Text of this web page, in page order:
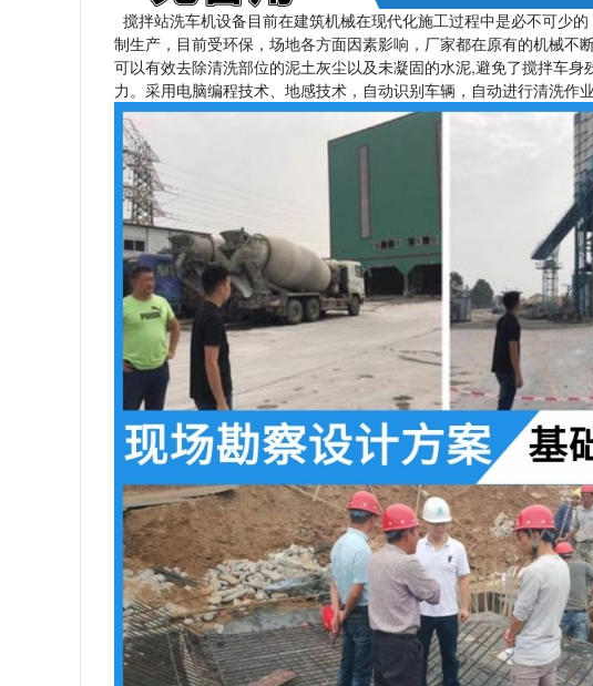
搅拌站洗车机设备目前在建筑机械在现代化施工过程中是必不可少
制生产，目前受环保，场地各方面因素影响，厂家都在原有的机械
可以有效去除清洗部位的泥土灰尘以及未凝固的水泥,避免了搅拌车
力。采用电脑编程技术、地感技术，自动识别车辆，自动进行清洗作